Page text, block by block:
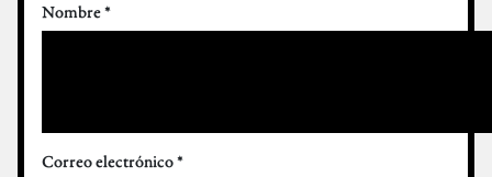
Nombre*
Correo electrónico*